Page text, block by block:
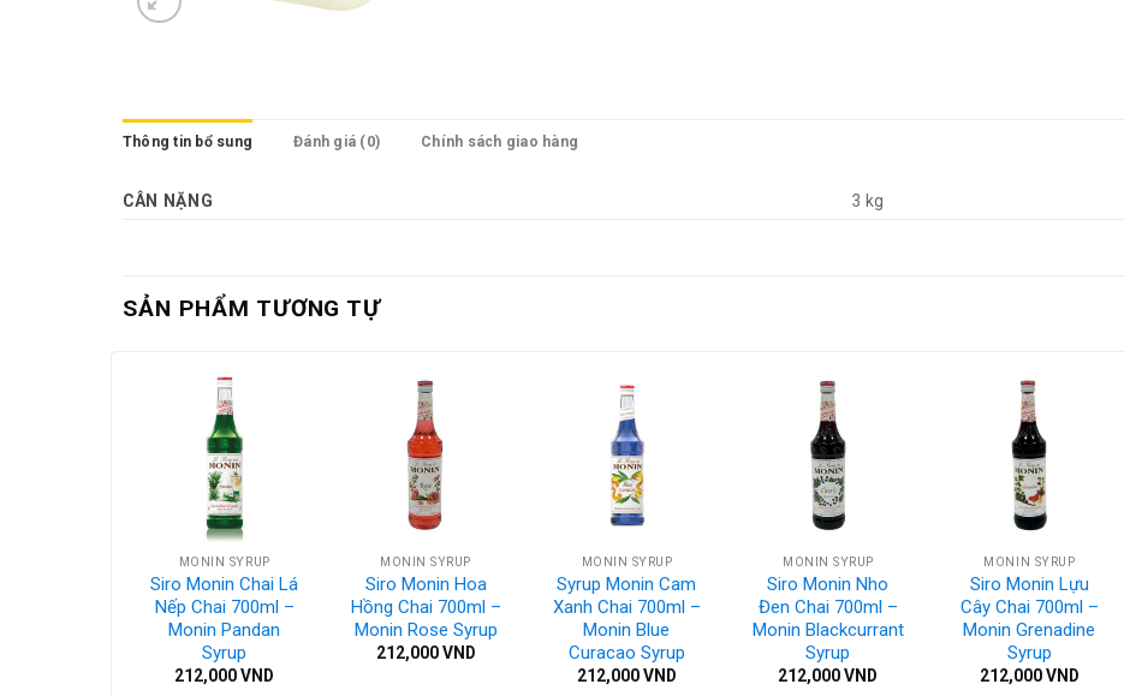
Thông tin bổ sung Đánh giá (0) Chính sách giao hàng
CÂN NẶNG 3 kg
SẢN PHẨM TƯƠNG TỰ
MONIN SYRUP
Siro Monin Chai Lá
Nếp Chai 700ml –
Monin Pandan
Syrup
212,000VND
MONIN SYRUP
Siro Monin Hoa
Hồng Chai 700ml –
Monin Rose Syrup
212,000VND
MONIN SYRUP
Syrup Monin Cam
Xanh Chai 700ml –
Monin Blue
Curacao Syrup
212,000VND
MONIN SYRUP
Siro Monin Nho
Đen Chai 700ml –
Monin Blackcurrant
Syrup
212,000VND
MONIN SYRUP
Siro Monin Lựu
Cây Chai 700ml –
Monin Grenadine
Syrup
212,000VND